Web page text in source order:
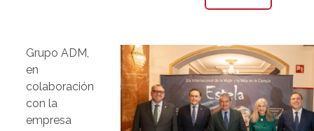
Grupo ADM,
en
colaboración
con la
empresa